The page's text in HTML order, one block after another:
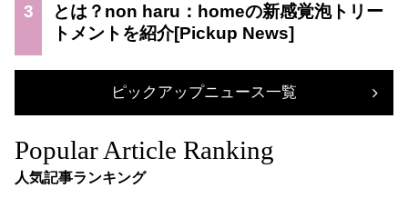
3
とは？non haru：homeの新感覚泡トリー
トメントを紹介
ピックアップニュース一覧
Popular Article Ranking
人気記事ランキング